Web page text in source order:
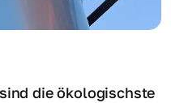
die ökologischste